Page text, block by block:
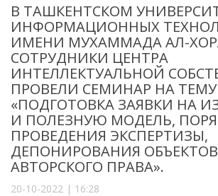
В ТАШКЕНТСКОМ
ИНФОРМАЦИОННЫХ
ИМЕНИ МУХАММАДА АЛ-
СОТРУДНИКИ ЦЕНТРА
ИНТЕЛЛЕКТУАЛЬНОЙ
ПРОВЕЛИ СЕМИНАР НА ТЕМУ
«ПОДГОТОВКА ЗАЯВКИ НА
И ПОЛЕЗНУЮ МОДЕЛЬ,
ПРОВЕДЕНИЯ ЭКСПЕРТИЗЫ,
ДЕПОНИРОВАНИЯ ОБЪЕКТОВ
АВТОРСКОГО ПРАВА».
20-10-2022 | 16:28